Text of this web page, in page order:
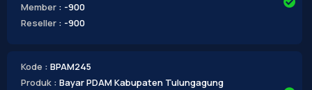
Member : -900
Reseller : -900
Kode : BPAM245
Produk : Bayar PDAM Kabupaten Tulungagung